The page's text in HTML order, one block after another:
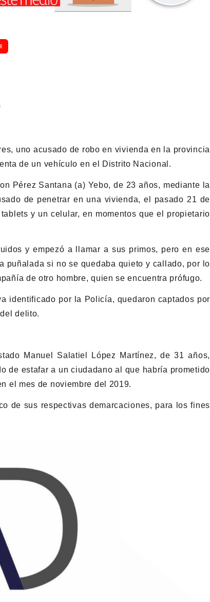
uno acusado de robo en vivienda en la provincia
de un vehículo en el Distrito Nacional.
Pérez Santana (a) Yebo, de 23 años, mediante la
de penetrar en una vivienda, el pasado 21 de
y un celular, en momentos que el propietario
y empezó a llamar a sus primos, pero en ese
puñalada si no se quedaba quieto y callado, por lo
de otro hombre, quien se encuentra prófugo.
identificado por la Policía, quedaron captados por
delito.
Manuel Salatiel López Martínez, de 31 años,
de estafar a un ciudadano al que habría prometido
el mes de noviembre del 2019.
de sus respectivas demarcaciones, para los fines